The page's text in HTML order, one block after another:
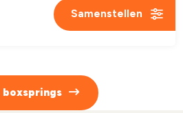
Samenstellen
boxsprings